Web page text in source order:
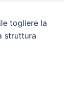
togliere la
struttura